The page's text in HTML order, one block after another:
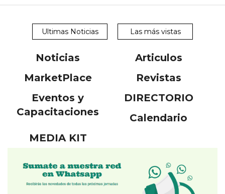
Ultimas Noticias Las más vistas
Noticias
Articulos
MarketPlace
Revistas
Eventos y
Capacitaciones
DIRECTORIO
Calendario
MEDIA KIT